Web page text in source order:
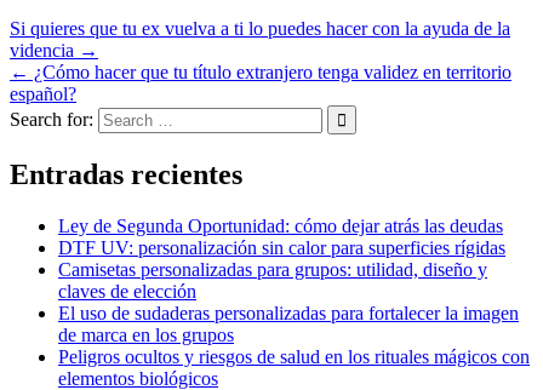
Si quieres que tu ex vuelva a ti lo puedes hacer con la ayuda de la
videncia →
← ¿Cómo hacer que tu título extranjero tenga validez en territorio
español?
Search for:
Entradas recientes
Ley de Segunda Oportunidad: cómo dejar atrás las deudas
DTF UV: personalización sin calor para superficies rígidas
Camisetas personalizadas para grupos: utilidad, diseño y
claves de elección
El uso de sudaderas personalizadas para fortalecer la imagen
de marca en los grupos
Peligros ocultos y riesgos de salud en los rituales mágicos con
elementos biológicos